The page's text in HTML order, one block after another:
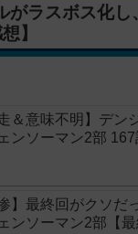
がラスボス化
】
走＆意味不明】デ
ェンソーマン2部
惨】最終回がクソ
ンソーマン2部【